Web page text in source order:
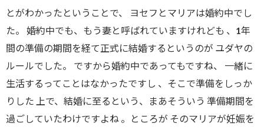
とがわかったということで、 ヨセフとマリアは婚約中でし
た。 婚約中でも、もう妻と呼ばれていますけれども 、1年
間の準備の期間を経て正式に結婚するというのが ユダヤの
ルールでした。 ですから婚約中であってもですね、 一緒に
生活するってことはなかったですし 、そこで準備をしっか
りした 上で、結婚に至るという、まあそういう 準備期間を
過ごしていたわけですよね 。ところが そのマリアが妊娠を